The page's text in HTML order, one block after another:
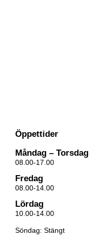
Öppettider
Måndag – Torsdag
08.00-17.00
Fredag
08.00-14.00
Lördag
10.00-14.00
Söndag: Stängt